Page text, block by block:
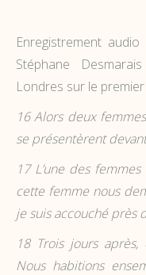
Enregistrement
Stéphane
Londres sur le
16Alors deux
se présentèrent
17 L’une des
cette femme nous
je suis accouché près
18 Trois jours
Nous habitions